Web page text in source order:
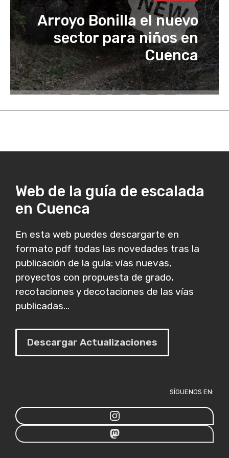
Arroyo Bonilla el nuevo
sector para niños en
Cuenca
Web de la guía de escalada
en Cuenca
En esta web puedes descargarte en
formato pdf todas las novedades tras la
publicación de la guía: vías nuevas,
proyectos con propuesta de grado,
recotaciones y decotaciones de las vías
publicadas...
Descargar Actualizaciones
SÍGUENOS EN: